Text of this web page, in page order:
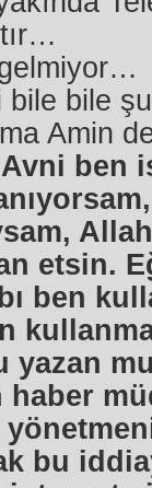
bile
Amin
ben
etsin.
ben
yazan
haber
bu